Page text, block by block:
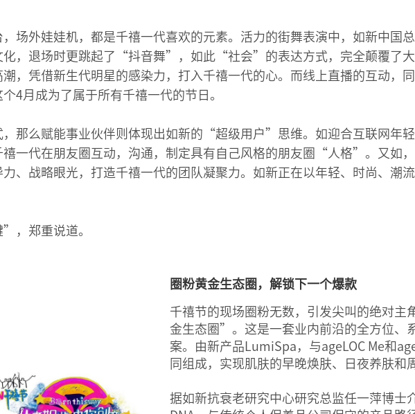
场外娃娃机，都是千禧一代喜欢的元素。活力的街舞表演中，如新中国
，退场时更跳起了“抖音舞”，如此“社会”的表达方式，完全颠覆了大
，凭借新生代明星的感染力，打入千禧一代的心。而线上直播的互动
4月成为了属于所有千禧一代的节日。
那么赋能事业伙伴则体现出如新的“超级用户”思维。如迎合互联网年
一代在朋友圈互动，沟通，制定具有自己风格的朋友圈“人格”。又如
、战略眼光，打造千禧一代的团队凝聚力。如新正在以年轻、时尚、潮
，郑重说道。
圈粉黄金生态圈，解锁下一个爆款
千禧节的现场圈粉无数，引发尖叫的绝对
金生态圈”。这是一套业内前沿的全方位、
案。由新产品LumiSpa，与ageLOC Me和
同组成，实现肌肤的早晚焕肤、日夜养肤和
据如新抗衰老研究中心研究总监任一萍博士